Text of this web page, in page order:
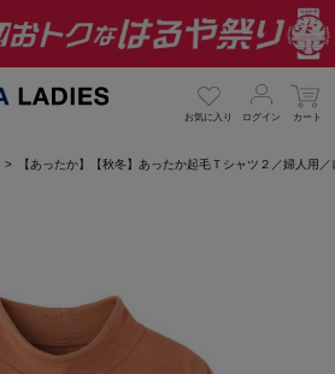
お気に入り ログイン カート
【あったか】【秋冬】あったか起毛Ｔシャツ２／婦人